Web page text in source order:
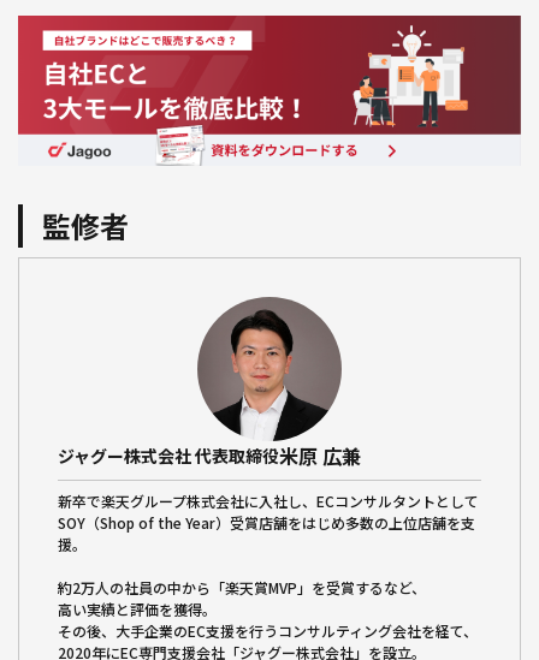
監修者
ジャグー株式会社 代表取締役米原 広兼
新卒で楽天グループ株式会社に入社し、ECコンサルタントとして
SOY（Shop of the Year）受賞店舗をはじめ多数の上位店舗を支
援。
約2万人の社員の中から「楽天賞MVP」を受賞するなど、
高い実績と評価を獲得。
その後、大手企業のEC支援を行うコンサルティング会社を経て、
2020年にEC専門支援会社「ジャグー株式会社」を設立。